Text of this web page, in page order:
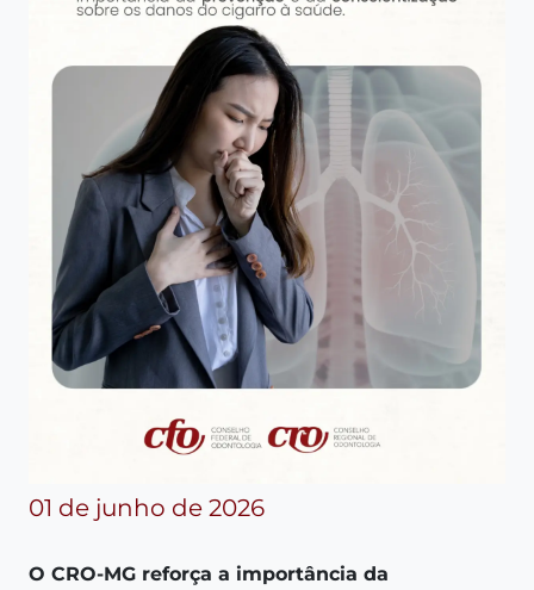
01 de junho de 2026
O CRO-MG reforça a importância da